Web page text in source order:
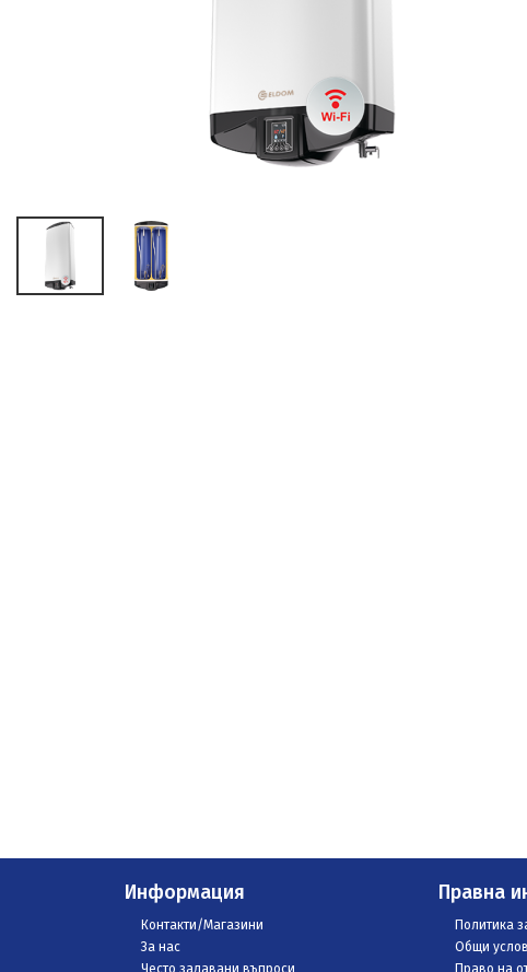
Информация
Контакти/Магазини
За нас
Правна
Политика
Общи